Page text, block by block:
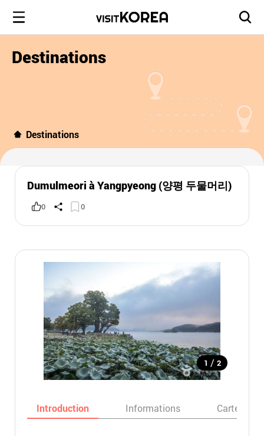
Destinations
Destinations
Dumulmeori à Yangpyeong (양평 두물머리)
0 0
1 / 2
Introduction Informations Carte